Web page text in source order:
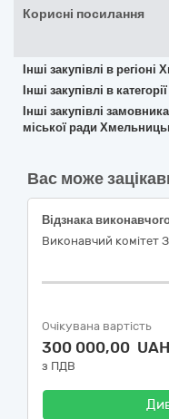
Корисні посилання
Інші закупівлі в
Інші закупівлі в
Інші закупівлі
міської ради
Вас може
Виконавчий комітет
Очікувана вартість
300 000,00 UAH
з ПДВ